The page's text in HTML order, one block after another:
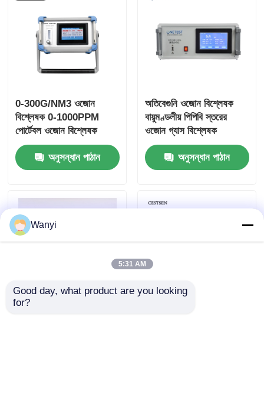
বহিরঙ্গন বায়ুর গুণমান পর্যবেক্ষণ সিস্টেম
নেগেটিভ আইওন ডিটেক্টর
ওজোন ডিটেক্টর
তাইওয়ান হুইবো অতিস্বনক যন্ত্র সিরিজ
ফাইবার অপটিক থার্মোমিটার
ইনফ্রারেড এমিসিভিটি ডিটেক্টর
0-300G/NM3 ওজোন
বিশ্লেষক 0-1000PPM
পোর্টেবল ওজোন বিশ্লেষক
অতিবেগুনি
অনুসন্ধান পাঠান
অতিবেগুনি ওজোন বিশ্লেষক
বায়ুমণ্ডলীয় পিপিবি স্তরের
ওজোন গ্যাস বিশ্লেষক
অনুসন্ধান পাঠান
Wanyi
5:31 AM
Good day, what product are you looking
for?